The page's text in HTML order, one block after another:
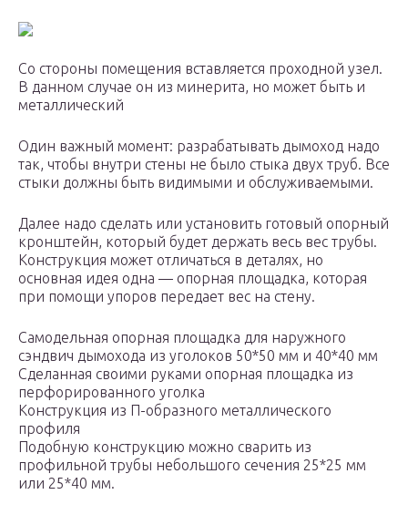
Со стороны помещения вставляется проходной узел.
В данном случае он из минерита, но может быть и
металлический
Один важный момент: разрабатывать дымоход надо
так, чтобы внутри стены не было стыка двух труб. Все
стыки должны быть видимыми и обслуживаемыми.
Далее надо сделать или установить готовый опорный
кронштейн, который будет держать весь вес трубы.
Конструкция может отличаться в деталях, но
основная идея одна — опорная площадка, которая
при помощи упоров передает вес на стену.
Самодельная опорная площадка для наружного
сэндвич дымохода из уголоков 50*50 мм и 40*40 мм
Сделанная своими руками опорная площадка из
перфорированного уголка
Конструкция из П-образного металлического
профиля
Подобную конструкцию можно сварить из
профильной трубы небольшого сечения 25*25 мм
или 25*40 мм.